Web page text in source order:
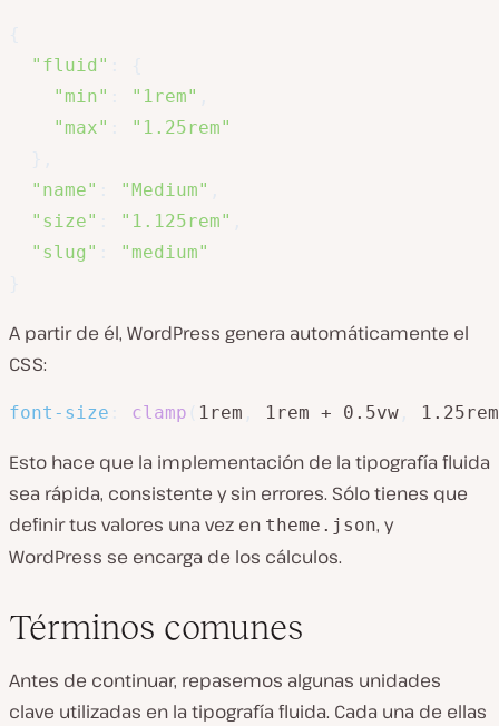
"fluid"
"min"
"1rem"
"max"
"1.25rem"
"name"
"Medium"
"size"
"1.125rem"
"slug"
"medium"
A partir de él, WordPress genera automáticamente el
CSS:
font-size clamp 1rem 1rem + 0.5vw 1.25rem
Esto hace que la implementación de la tipografía fluida
sea rápida, consistente y sin errores. Sólo tienes que
definir tus valores una vez en theme.json, y
WordPress se encarga de los cálculos.
Términos comunes
Antes de continuar, repasemos algunas unidades
clave utilizadas en la tipografía fluida. Cada una de ellas